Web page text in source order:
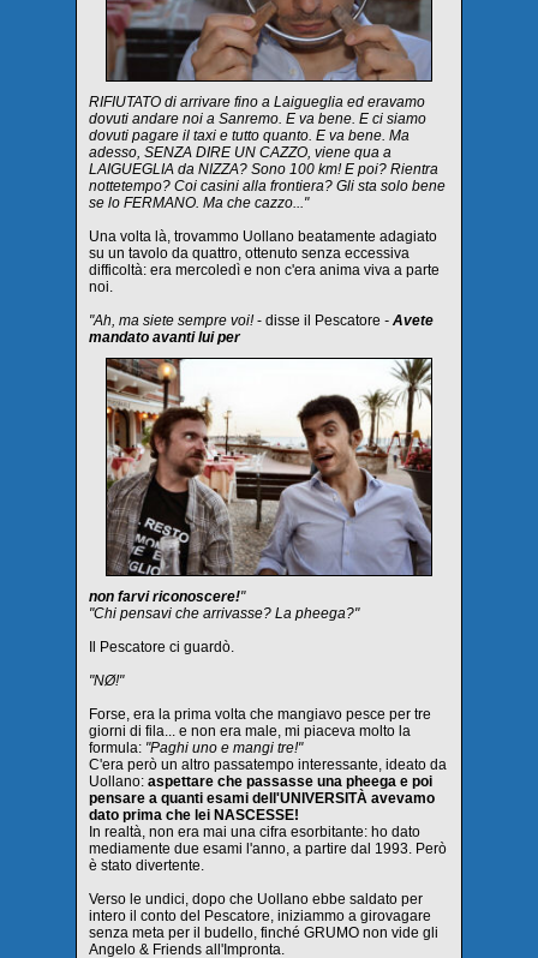
RIFIUTATO di arrivare fino a Laigueglia ed eravamo
dovuti andare noi a Sanremo. E va bene. E ci siamo
dovuti pagare il taxi e tutto quanto. E va bene. Ma
adesso, SENZA DIRE UN CAZZO, viene qua a
LAIGUEGLIA da NIZZA? Sono 100 km! E poi? Rientra
nottetempo? Coi casini alla frontiera? Gli sta solo bene
se lo FERMANO. Ma che cazzo..."
Una volta là, trovammo Uollano beatamente adagiato
su un tavolo da quattro, ottenuto senza eccessiva
difficoltà: era mercoledì e non c'era anima viva a parte
noi.
"Ah, ma siete sempre voi!- disse il Pescatore - Avete
mandato avanti lui per
non farvi riconoscere!"
"Chi pensavi che arrivasse? La pheega?"
Il Pescatore ci guardò.
"NØ!"
Forse, era la prima volta che mangiavo pesce per tre
giorni di fila... e non era male, mi piaceva molto la
formula: "Paghi uno e mangi tre!"
C'era però un altro passatempo interessante, ideato da
Uollano: aspettare che passasse una pheega e poi
pensare a quanti esami dell'UNIVERSITÀ avevamo
dato prima che lei NASCESSE!
In realtà, non era mai una cifra esorbitante: ho dato
mediamente due esami l'anno, a partire dal 1993. Però
è stato divertente.
Verso le undici, dopo che Uollano ebbe saldato per
intero il conto del Pescatore, iniziammo a girovagare
senza meta per il budello, finché GRUMO non vide gli
Angelo & Friends all'Impronta.